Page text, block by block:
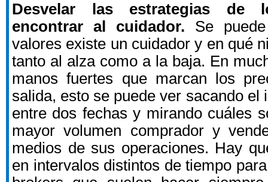
Desvelar las estrategias de
encontrar al cuidador. Se
valores existe un cuidador y en qué
tanto al alza como a la baja. En
manos fuertes que marcan los
salida, esto se puede ver sacando el
entre dos fechas y mirando cuáles
mayor volumen comprador y
medios de sus operaciones. Hay
en intervalos distintos de tiempo